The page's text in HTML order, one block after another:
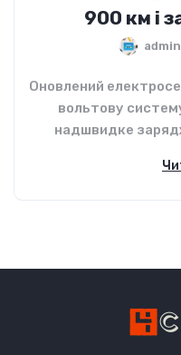
900 км і
admin
Оновлений
вольтову
надшвидке